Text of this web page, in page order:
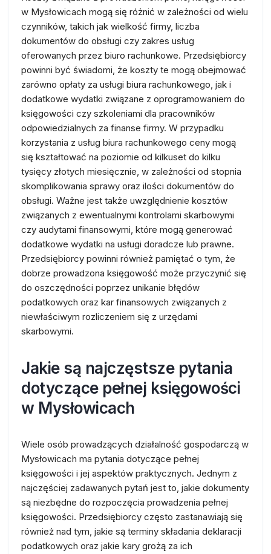
w Mysłowicach mogą się różnić w zależności od wielu
czynników, takich jak wielkość firmy, liczba
dokumentów do obsługi czy zakres usług
oferowanych przez biuro rachunkowe. Przedsiębiorcy
powinni być świadomi, że koszty te mogą obejmować
zarówno opłaty za usługi biura rachunkowego, jak i
dodatkowe wydatki związane z oprogramowaniem do
księgowości czy szkoleniami dla pracowników
odpowiedzialnych za finanse firmy. W przypadku
korzystania z usług biura rachunkowego ceny mogą
się kształtować na poziomie od kilkuset do kilku
tysięcy złotych miesięcznie, w zależności od stopnia
skomplikowania sprawy oraz ilości dokumentów do
obsługi. Ważne jest także uwzględnienie kosztów
związanych z ewentualnymi kontrolami skarbowymi
czy audytami finansowymi, które mogą generować
dodatkowe wydatki na usługi doradcze lub prawne.
Przedsiębiorcy powinni również pamiętać o tym, że
dobrze prowadzona księgowość może przyczynić się
do oszczędności poprzez unikanie błędów
podatkowych oraz kar finansowych związanych z
niewłaściwym rozliczeniem się z urzędami
skarbowymi.
Jakie są najczęstsze pytania
dotyczące pełnej księgowości
w Mysłowicach
Wiele osób prowadzących działalność gospodarczą w
Mysłowicach ma pytania dotyczące pełnej
księgowości i jej aspektów praktycznych. Jednym z
najczęściej zadawanych pytań jest to, jakie dokumenty
są niezbędne do rozpoczęcia prowadzenia pełnej
księgowości. Przedsiębiorcy często zastanawiają się
również nad tym, jakie są terminy składania deklaracji
podatkowych oraz jakie kary grożą za ich